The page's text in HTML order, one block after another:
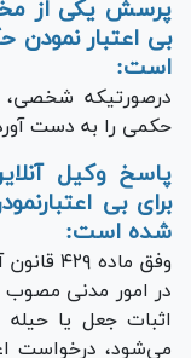
پرسش یکی از
بی اعتبار
است:
درصورتیکه شخصی،
حکمی را به دست
پاسخ وکیل
برای بی
شده است:
وفق
اثبات جعل یا حیله